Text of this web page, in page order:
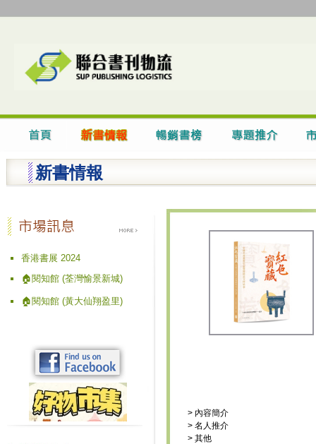
新書情報
香港書展 2024
🏠閱知館 (荃灣愉景新城)
🏠閱知館 (黃大仙翔盈里)
> 內容簡介
> 名人推介
> 其他